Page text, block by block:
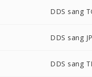
DDS sang
DDS sang
DDS sang